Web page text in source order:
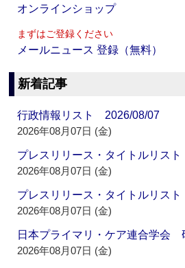
オンラインショップ
まずはご登録ください
メールニュース 登録（無料）
新着記事
行政情報リスト 2026/08/07
2026年08月07日 (金)
プレスリリース・タイトルリス
2026年08月07日 (金)
プレスリリース・タイトルリス
2026年08月07日 (金)
日本プライマリ・ケア連合学
2026年08月07日 (金)